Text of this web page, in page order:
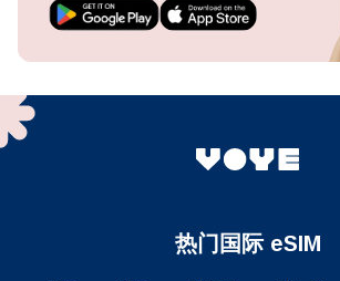
热门国际 eSIM